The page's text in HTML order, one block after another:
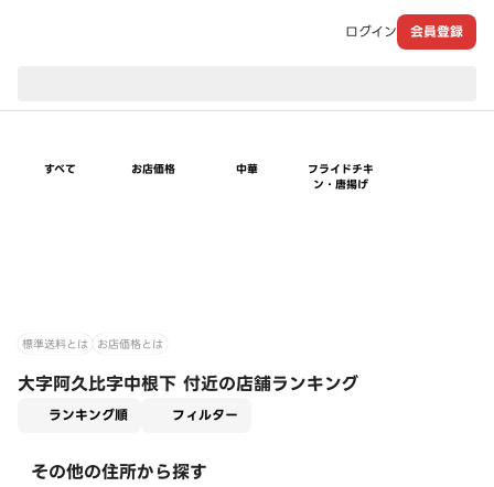
ログイン 会員登録
すべて お店価格 中華
フライドチキ
ン・唐揚げ
標準送料とは お店価格とは
大字阿久比字中根下 付近の店舗ランキング
ランキング順 フィルター
その他の住所から探す